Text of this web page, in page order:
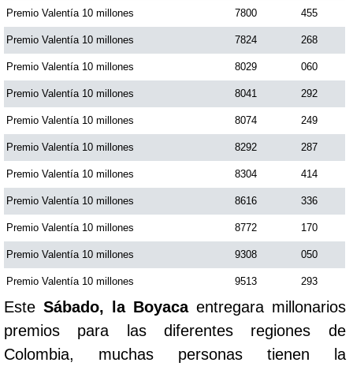
Premio Valentía 10 millones 7800 455
Premio Valentía 10 millones 7824 268
Premio Valentía 10 millones 8029 060
Premio Valentía 10 millones 8041 292
Premio Valentía 10 millones 8074 249
Premio Valentía 10 millones 8292 287
Premio Valentía 10 millones 8304 414
Premio Valentía 10 millones 8616 336
Premio Valentía 10 millones 8772 170
Premio Valentía 10 millones 9308 050
Premio Valentía 10 millones 9513 293
Este Sábado, la Boyaca entregara millonarios
premios para las diferentes regiones de
Colombia, muchas personas tienen la